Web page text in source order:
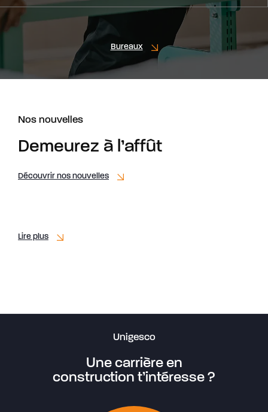
Bureaux
Nos nouvelles
Demeurez à l’affût
Découvrir nos nouvelles
Lire plus
Unigesco
Une carrière en
construction t’intéresse ?